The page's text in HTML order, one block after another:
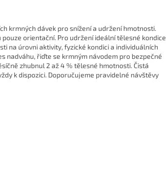
krmných dávek pro snížení a udržení hmotnosti.
orientační. Pro udržení ideální tělesné kondice
na úrovni aktivity, fyzické kondici a individuálních
nadváhu, řiďte se krmným návodem pro bezpečné
zhubnul 2 až 4 % tělesné hmotnosti. Čistá
k dispozici. Doporučujeme pravidelné návštěvy